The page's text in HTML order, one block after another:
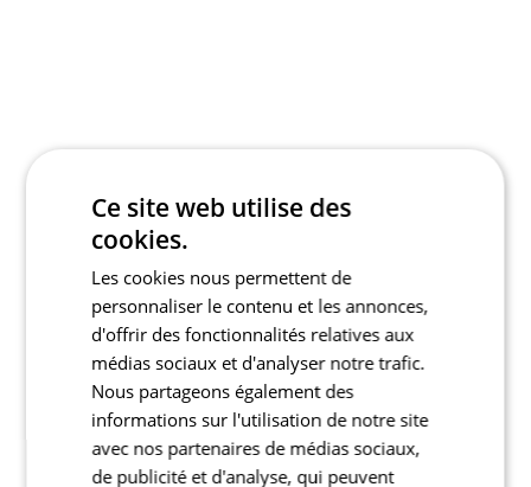
Ce site web utilise des
cookies.
Les cookies nous permettent de
personnaliser le contenu et les annonces,
d'offrir des fonctionnalités relatives aux
médias sociaux et d'analyser notre trafic.
Nous partageons également des
informations sur l'utilisation de notre site
avec nos partenaires de médias sociaux,
de publicité et d'analyse, qui peuvent